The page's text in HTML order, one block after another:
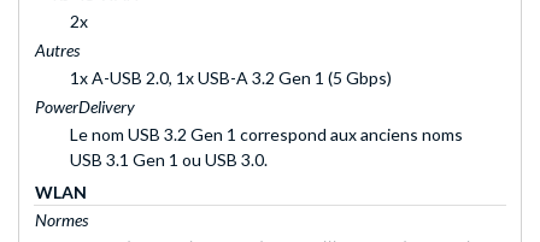
2x
Autres
1x A-USB 2.0, 1x USB-A 3.2 Gen 1 (5 Gbps)
PowerDelivery
Le nom USB 3.2 Gen 1 correspond aux anciens noms
USB 3.1 Gen 1 ou USB 3.0.
WLAN
Normes